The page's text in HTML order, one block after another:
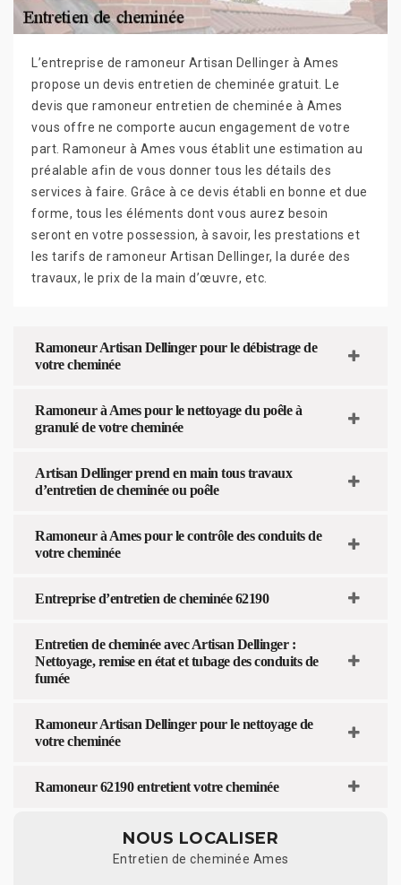
L’entreprise de ramoneur Artisan Dellinger à Ames
propose un devis entretien de cheminée gratuit. Le
devis que ramoneur entretien de cheminée à Ames
vous offre ne comporte aucun engagement de votre
part. Ramoneur à Ames vous établit une estimation au
préalable afin de vous donner tous les détails des
services à faire. Grâce à ce devis établi en bonne et due
forme, tous les éléments dont vous aurez besoin
seront en votre possession, à savoir, les prestations et
les tarifs de ramoneur Artisan Dellinger, la durée des
travaux, le prix de la main d’œuvre, etc.
Ramoneur Artisan Dellinger pour le débistrage de
votre cheminée
Ramoneur à Ames pour le nettoyage du poêle à
granulé de votre cheminée
Artisan Dellinger prend en main tous travaux
d’entretien de cheminée ou poêle
Ramoneur à Ames pour le contrôle des conduits de
votre cheminée
Entreprise d’entretien de cheminée 62190
Entretien de cheminée avec Artisan Dellinger :
Nettoyage, remise en état et tubage des conduits de
fumée
Ramoneur Artisan Dellinger pour le nettoyage de
votre cheminée
Ramoneur 62190 entretient votre cheminée
NOUS LOCALISER
Entretien de cheminée Ames